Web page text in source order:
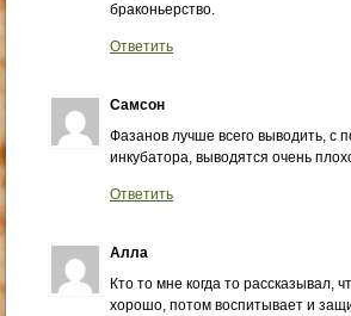
браконьерство.
Ответить
Самсон
Фазанов лучше всего выводить,
инкубатора, выводятся очень
Ответить
Алла
Кто то мне когда то рассказывал,
хорошо, потом воспитывает и